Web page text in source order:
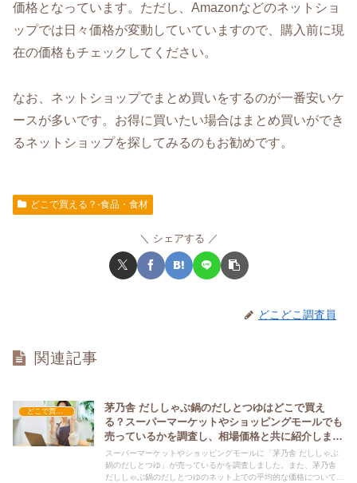
価格となっています。ただし、Amazonなどのネットショ
ップでは日々価格が変動していていますので、購入前に現
在の価格もチェックしてください。
なお、ネットショップでまとめ買いをするのが一番安いケ
ースが多いです。お得に買いたい場合はまとめ買いができ
るネットショップを探してみるのもお勧めです。
どこで買える？-食品・食材
シェアする
どこどこ調査員
関連記事
どこで買える？-食品・食材
茅乃舎 だししゃぶ鍋のだしとつゆはどこで買え
る？スーパーマーケットやショッピングモールでも
売っているかを調査し、相場価格と共に紹介しま
す。
スーパーマーケットやショッピングモールに「茅乃舎 だししゃぶ
鍋のだしとつゆ」が売っているかを調査しました。また、茅乃舎
だししゃぶ鍋のだしとつゆのネット上での平均的な価格についても